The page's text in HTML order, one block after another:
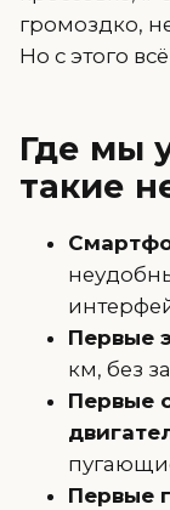
громоздко,
Но с этого
Где мы
такие
Первые
км, без
Первые
Первые